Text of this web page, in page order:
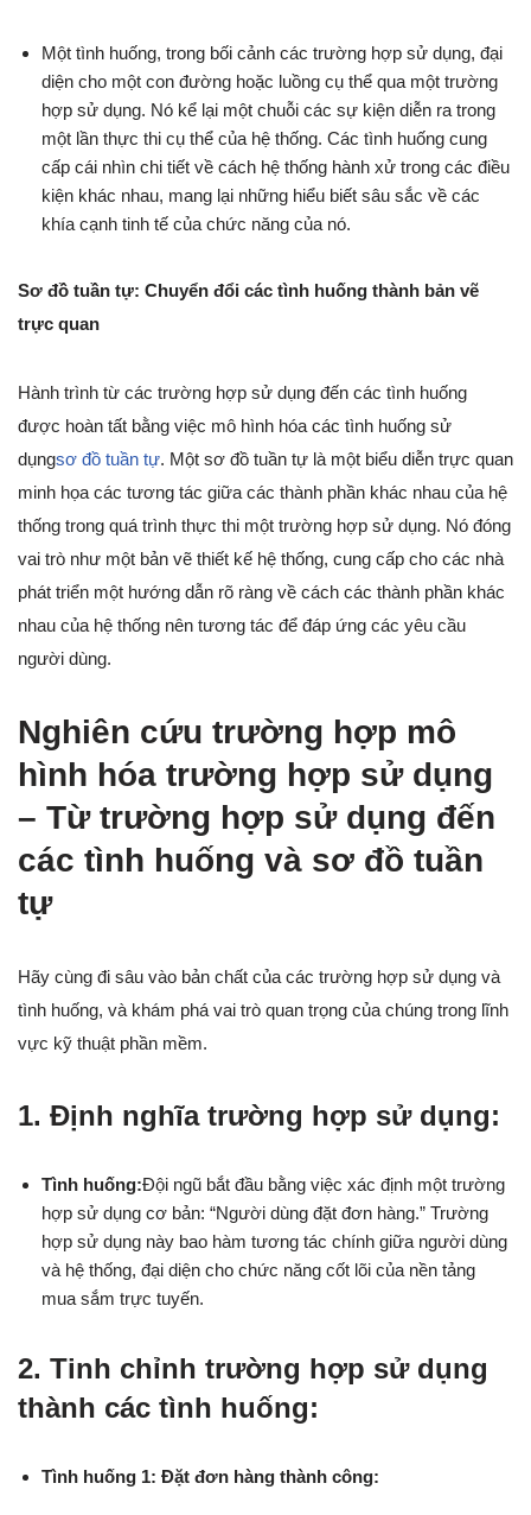
Một tình huống, trong bối cảnh các trường hợp sử dụng, đại
diện cho một con đường hoặc luồng cụ thể qua một trường
hợp sử dụng. Nó kể lại một chuỗi các sự kiện diễn ra trong
một lần thực thi cụ thể của hệ thống. Các tình huống cung
cấp cái nhìn chi tiết về cách hệ thống hành xử trong các điều
kiện khác nhau, mang lại những hiểu biết sâu sắc về các
khía cạnh tinh tế của chức năng của nó.
Sơ đồ tuần tự: Chuyển đổi các tình huống thành bản vẽ
trực quan
Hành trình từ các trường hợp sử dụng đến các tình huống
được hoàn tất bằng việc mô hình hóa các tình huống sử
dụngsơ đồ tuần tự. Một sơ đồ tuần tự là một biểu diễn trực quan
minh họa các tương tác giữa các thành phần khác nhau của hệ
thống trong quá trình thực thi một trường hợp sử dụng. Nó đóng
vai trò như một bản vẽ thiết kế hệ thống, cung cấp cho các nhà
phát triển một hướng dẫn rõ ràng về cách các thành phần khác
nhau của hệ thống nên tương tác để đáp ứng các yêu cầu
người dùng.
Nghiên cứu trường hợp mô
hình hóa trường hợp sử dụng
– Từ trường hợp sử dụng đến
các tình huống và sơ đồ tuần
tự
Hãy cùng đi sâu vào bản chất của các trường hợp sử dụng và
tình huống, và khám phá vai trò quan trọng của chúng trong lĩnh
vực kỹ thuật phần mềm.
1. Định nghĩa trường hợp sử dụng:
Tình huống:Đội ngũ bắt đầu bằng việc xác định một trường
hợp sử dụng cơ bản: “Người dùng đặt đơn hàng.” Trường
hợp sử dụng này bao hàm tương tác chính giữa người dùng
và hệ thống, đại diện cho chức năng cốt lõi của nền tảng
mua sắm trực tuyến.
2. Tinh chỉnh trường hợp sử dụng
thành các tình huống:
Tình huống 1: Đặt đơn hàng thành công: